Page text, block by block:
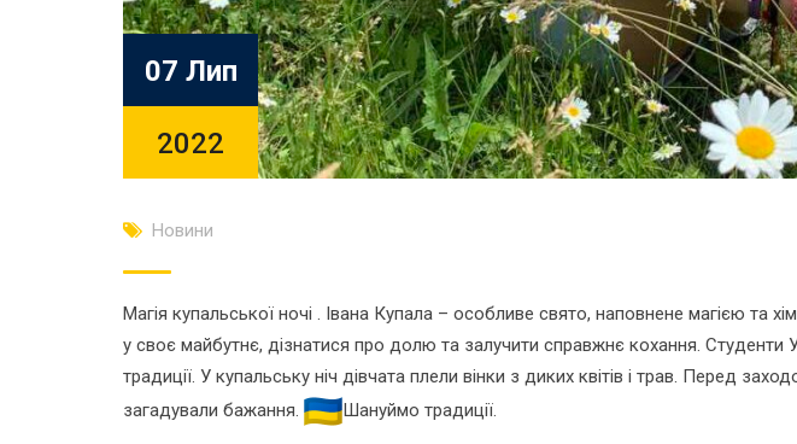
07 Лип
2022
Новини
Магія купальської ночі . Івана Купала – особливе свято, наповнене магією та
у своє майбутнє, дізнатися про долю та залучити справжнє кохання. Студенти
традиції. У купальську ніч дівчата плели вінки з диких квітів і трав. Перед
загадували бажання.
Шануймо традиції.